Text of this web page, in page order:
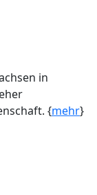
in
{mehr}